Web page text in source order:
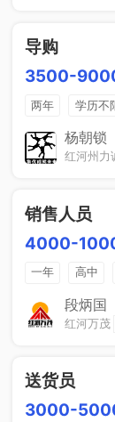
导购
3500-
两年 学历不
带薪年假
年
杨朝锁
红河州力
销售人员
4000-
一年 高中
奖励计划段炳国
红河万茂
送货员
3000-